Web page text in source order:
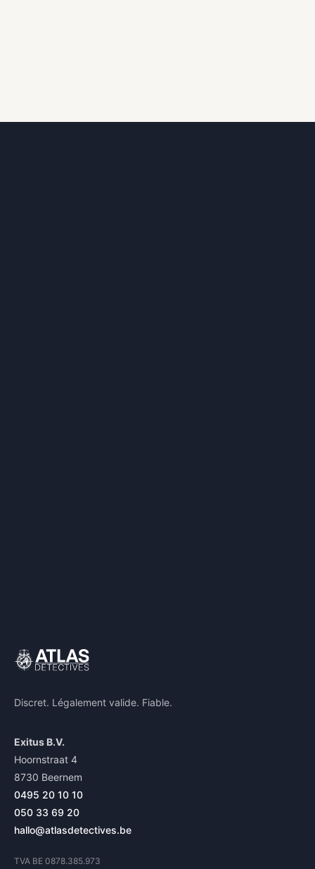
Discret. Légalement valide. Fiable.
Exitus B.V.
Hoornstraat 4
8730 Beernem
0495 20 10 10
050 33 69 20
hallo@atlasdetectives.be
TVA BE 0878.385.973